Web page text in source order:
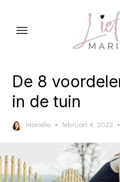
n
t
De 8
in de tuin
Mariëlle
P
d
februari 4, 2022